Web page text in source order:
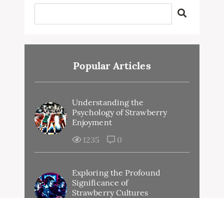
Popular Articles
Understanding the
Psychology of Strawberry
Enjoyment
1235
0
Exploring the Profound
Significance of
Strawberry Cultures